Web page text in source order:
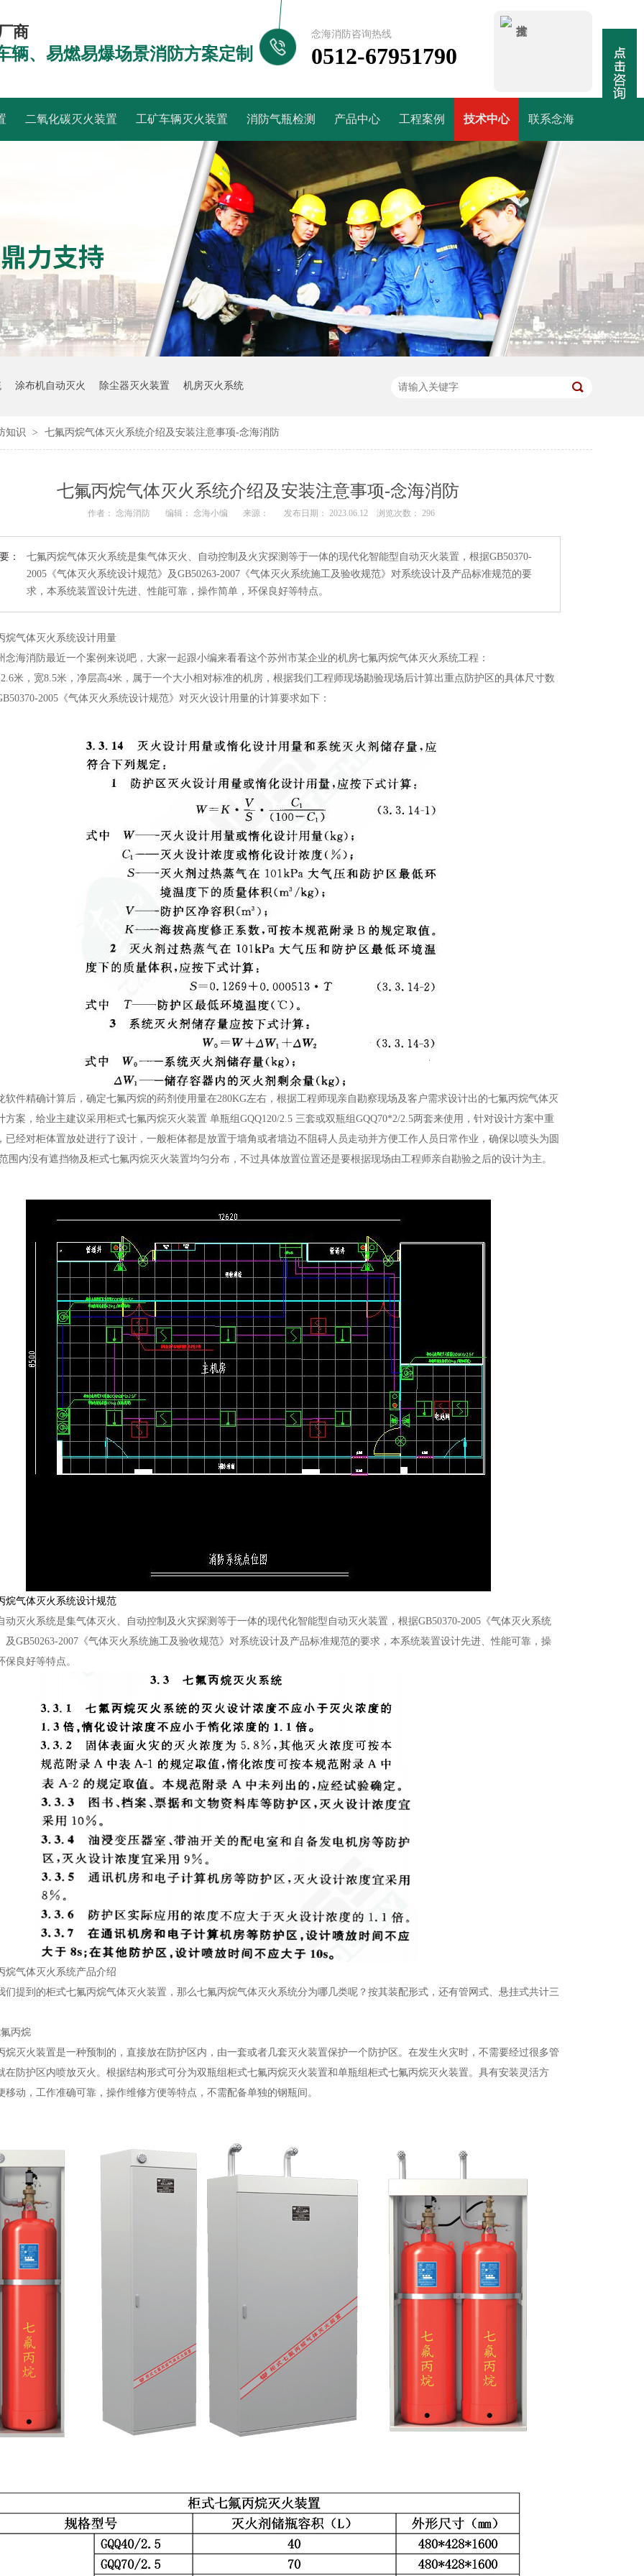
商
辆、易燃易爆场景消防方案定制
念海消防咨询热线
0512-67951790
二氧化碳灭火装置 工矿车辆灭火装置 消防气瓶检测 产品中心 工程案例 技术中心 联系念海
涂布机自动灭火 除尘器灭火装置 机房灭火系统
知识 > 七氟丙烷气体灭火系统介绍及安装注意事项-念海消防
七氟丙烷气体灭火系统介绍及安装注意事项-念海消防
作者： 念海消防 编辑： 念海小编 来源： 发布日期： 2023.06.12 浏览次数： 296
：
七氟丙烷气体灭火系统是集气体灭火、自动控制及火灾探测等于一体的现代化智能型自动灭火装置，根据GB50370-
2005《气体灭火系统设计规范》及GB50263-2007《气体灭火系统施工及验收规范》对系统设计及产品标准规范的要
求，本系统装置设计先进、性能可靠，操作简单，环保良好等特点。
烷气体灭火系统设计用量
念海消防最近一个案例来说吧，大家一起跟小编来看看这个苏州市某企业的机房七氟丙烷气体灭火系统工程：
米，宽8.5米，净层高4米，属于一个大小相对标准的机房，根据我们工程师现场勘验现场后计算出重点防护区的具体尺寸数
2005《气体灭火系统设计规范》对灭火设计用量的计算要求如下：
软件精确计算后，确定七氟丙烷的药剂使用量在280KG左右，根据工程师现亲自勘察现场及客户需求设计出的七氟丙烷气体灭
方案，给业主建议采用柜式七氟丙烷灭火装置 单瓶组GQQ120/2.5 三套或双瓶组GQQ70*2/2.5两套来使用，针对设计方案中重
已经对柜体置放处进行了设计，一般柜体都是放置于墙角或者墙边不阻碍人员走动并方便工作人员日常作业，确保以喷头为圆
围内没有遮挡物及柜式七氟丙烷灭火装置均匀分布，不过具体放置位置还是要根据现场由工程师亲自勘验之后的设计为主。
烷气体灭火系统设计规范
动灭火系统是集气体灭火、自动控制及火灾探测等于一体的现代化智能型自动灭火装置，根据GB50370-2005《气体灭火系统
及GB50263-2007《气体灭火系统施工及验收规范》对系统设计及产品标准规范的要求，本系统装置设计先进、性能可靠，操
保良好等特点。
烷气体灭火系统产品介绍
们提到的柜式七氟丙烷气体灭火装置，那么七氟丙烷气体灭火系统分为哪几类呢？按其装配形式，还有管网式、悬挂式共计三
丙烷
烷灭火装置是一种预制的，直接放在防护区内，由一套或者几套灭火装置保护一个防护区。在发生火灾时，不需要经过很多管
在防护区内喷放灭火。根据结构形式可分为双瓶组柜式七氟丙烷灭火装置和单瓶组柜式七氟丙烷灭火装置。具有安装灵活方
移动，工作准确可靠，操作维修方便等特点，不需配备单独的钢瓶间。